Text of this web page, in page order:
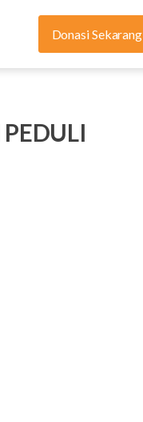
Donasi Sekarang